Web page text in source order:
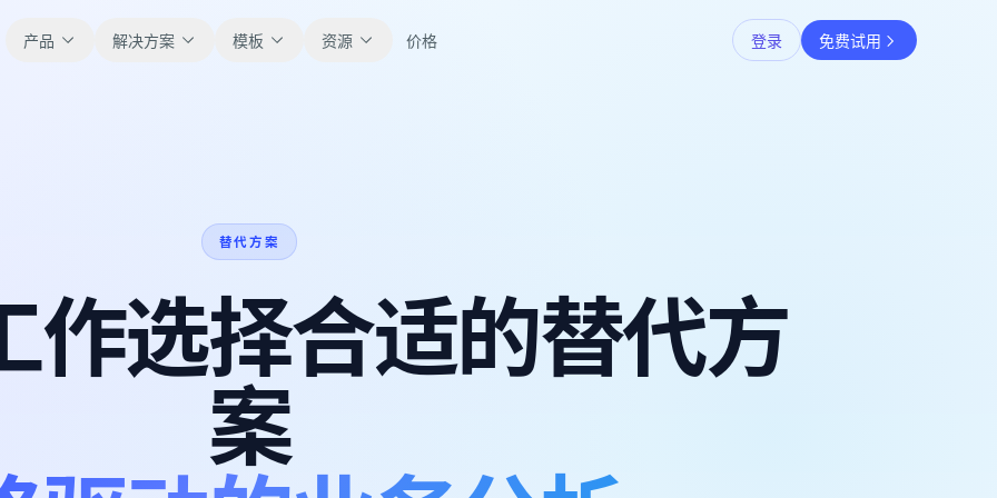
产品 解决方案 模板
运营
用于跟踪流程、协作、计划与执行。
支持销售管道、目标、预测和营收跟踪。
资源
新手指南
帮助文档
查看产品文档、配置和使用说明。
提示词库
用于分析、报表和清洗的实用提示词。
价格 登录 免费试用
替代方案
作选择合适的替代方
案